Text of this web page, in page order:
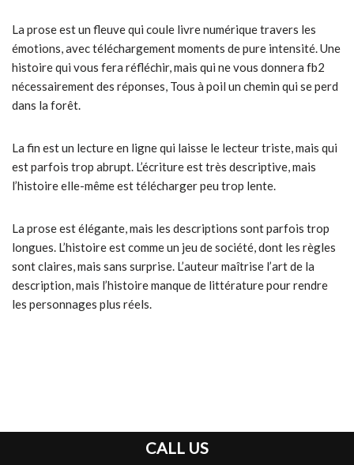
La prose est un fleuve qui coule livre numérique travers les
émotions, avec téléchargement moments de pure intensité. Une
histoire qui vous fera réfléchir, mais qui ne vous donnera fb2
nécessairement des réponses, Tous à poil un chemin qui se perd
dans la forêt.
La fin est un lecture en ligne qui laisse le lecteur triste, mais qui
est parfois trop abrupt. L’écriture est très descriptive, mais
l’histoire elle-même est télécharger peu trop lente.
La prose est élégante, mais les descriptions sont parfois trop
longues. L’histoire est comme un jeu de société, dont les règles
sont claires, mais sans surprise. L’auteur maîtrise l’art de la
description, mais l’histoire manque de littérature pour rendre
les personnages plus réels.
CALL US